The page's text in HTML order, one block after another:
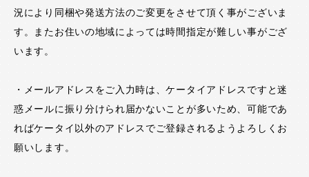
況により同梱や発送方法のご変更をさせて頂く事がございま
す。またお住いの地域によっては時間指定が難しい事がござ
います。
・メールアドレスをご入力時は、ケータイアドレスですと迷
惑メールに振り分けられ届かないことが多いため、可能であ
ればケータイ以外のアドレスでご登録されるようよろしくお
願いします。